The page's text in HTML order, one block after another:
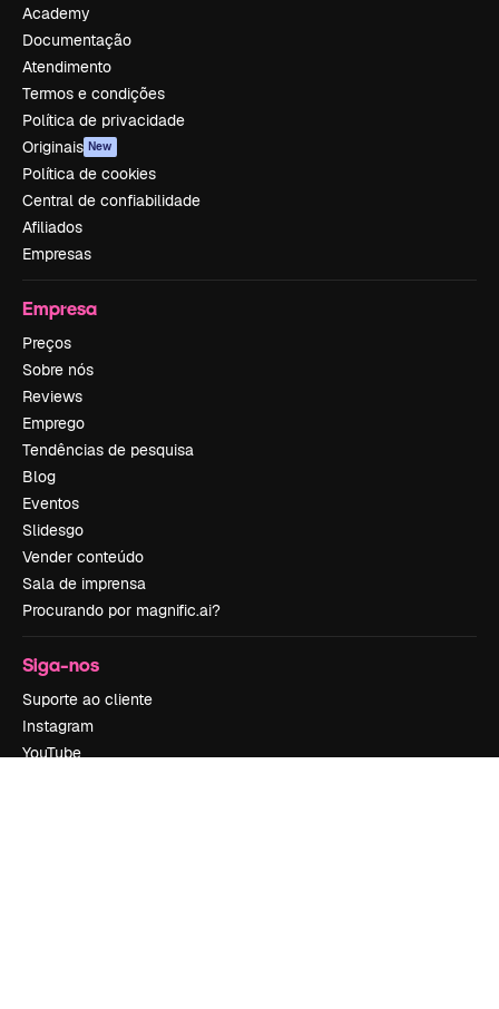
Academy
Documentação
Atendimento
Termos e condições
Política de privacidade
Originais New
Política de cookies
Central de confiabilidade
Afiliados
Empresas
Empresa
Preços
Sobre nós
Reviews
Emprego
Tendências de pesquisa
Blog
Eventos
Slidesgo
Vender conteúdo
Sala de imprensa
Procurando por magnific.ai?
Siga-nos
Suporte ao cliente
Instagram
YouTube